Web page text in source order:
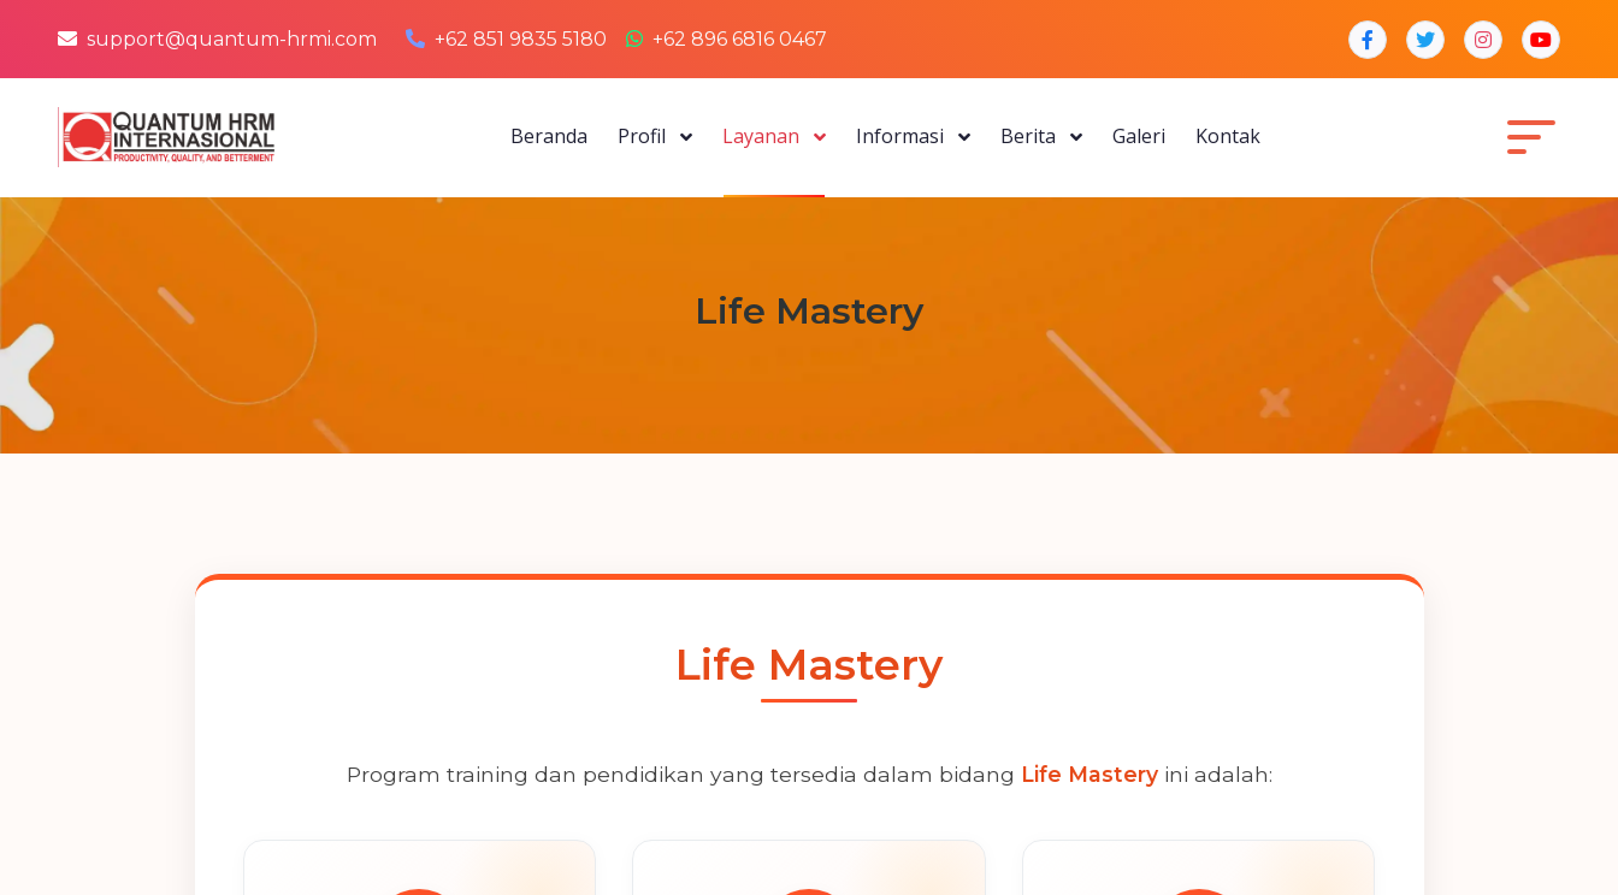
support@quantum-hrmi.com +62 851 9835 5180 +62 896 6816 0467
Beranda Profil Layanan Informasi Berita Galeri Kontak
Life Mastery
Life Mastery
Program training dan pendidikan yang tersedia dalam bidang Life Masteryini adalah: